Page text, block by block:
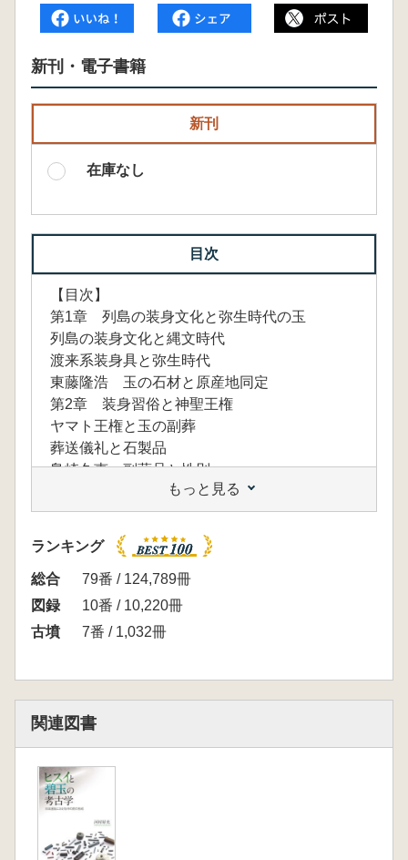
新刊・電子書籍
新刊
在庫なし
目次
【目次】
第1章 列島の装身文化と弥生時代の玉
列島の装身文化と縄文時代
渡来系装身具と弥生時代
東藤隆浩 玉の石材と原産地同定
第2章 装身習俗と神聖王権
ヤマト王権と玉の副葬
葬送儀礼と石製品
島崎久恵 副葬品と性別
第3章 倭の五王と金属・ガラスの煌めき
百舌鳥・古市古墳群と玉の副葬
王権周辺の玉副葬とモード
廣瀬時習 古墳時代の玉と玉生産
渡来人と玉の副葬
玉井功 古墳時代中期と渡来文化
第4章 古墳時代後期の玉の副葬と金工品の時
代
市村慎太郎 埋葬施設と副葬品の組み合わせ
舘野和己 付論「万葉集からみた玉」
もっと見る
ランキング
総合
79番 / 124,789冊
図録
10番 / 10,220冊
古墳
7番 / 1,032冊
関連図書